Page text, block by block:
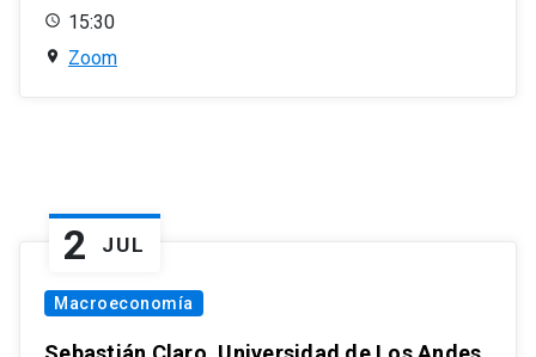
15:30
Zoom
2 JUL
Macroeconomía